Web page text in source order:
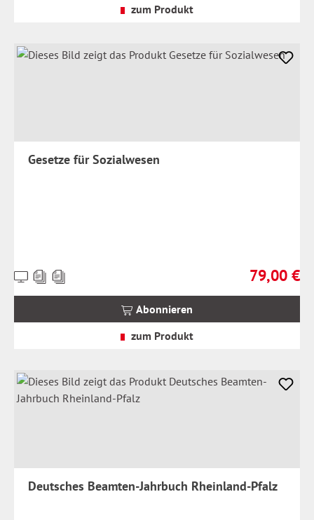
zum Produkt
Gesetze für Sozialwesen
Regulärer
79,00 €
Preise
Abonnieren
zum Produkt
Deutsches Beamten-Jahrbuch Rheinland-Pfalz